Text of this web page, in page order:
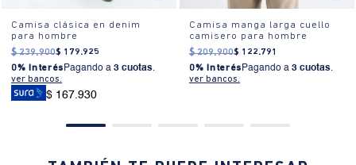
Camisa clásica en denim
para hombre
$ 239.900$ 179.925
0% Interés Pagando a 3 cuotas.
ver bancos.
$ 167.930
Camisa manga larga cuello
camisero para hombre
$ 209.900$ 122.791
0% Interés Pagando a 3 cuotas.
ver bancos.